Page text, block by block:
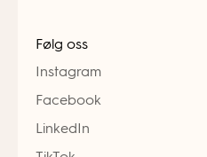
Følg oss
Instagram
Facebook
LinkedIn